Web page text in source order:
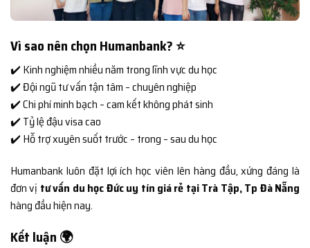
Vì sao nên chọn Humanbank? ⭐
✔️ Kinh nghiệm nhiều năm trong lĩnh vực du học
✔️ Đội ngũ tư vấn tận tâm – chuyên nghiệp
✔️ Chi phí minh bạch – cam kết không phát sinh
✔️ Tỷ lệ đậu visa cao
✔️ Hỗ trợ xuyên suốt trước – trong – sau du học
Humanbank luôn đặt lợi ích học viên lên hàng đầu, xứng đáng là
đơn vị tư vấn du học Đức uy tín giá rẻ tại Trà Tập, Tp Đà Nẵng
hàng đầu hiện nay.
Kết luận 🌍